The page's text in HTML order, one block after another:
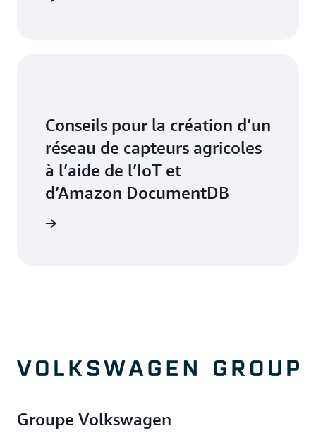
Conseils pour la création d’un
réseau de capteurs agricoles
à l’aide de l’IoT et
d’Amazon DocumentDB
Groupe Volkswagen